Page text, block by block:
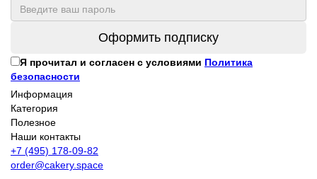
Оформить подписку
Я прочитал и согласен с условиями Политика
безопасности
Информация
Категория
Полезное
Наши контакты
+7 (495) 178-09-82
order@cakery.space